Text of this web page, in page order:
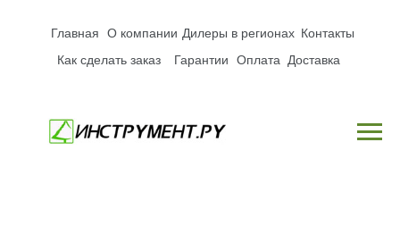
Главная
О компании
Оплата
Гарантии
Контакты
Как сделать заказ
Доставка
Дилеры в регионах